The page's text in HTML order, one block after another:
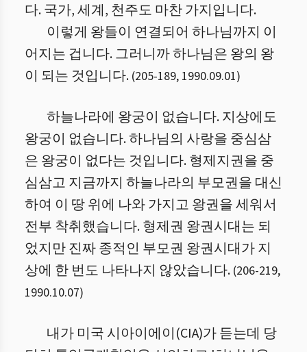
다. 국가, 세계, 천주도 마찬 가지입니다.
이렇게 왕들이 연결되어 하나님까지 이
어지는 겁니다. 그러니까 하나님은 왕의 왕
이 되는 것입니다. (205-189, 1990.09.01)
하늘나라에 왕궁이 없습니다. 지상에도
왕궁이 없습니다. 하나님의 사랑을 중심삼
은 왕궁이 없다는 것입니다. 형제지권을 중
심삼고 지금까지 하늘나라의 부모권을 대신
하여 이 땅 위에 나와 가지고 왕권을 세워서
전부 착취했습니다. 형제권 왕권시대는 되
었지만 진짜 종적인 부모권 왕권시대가 지
상에 한 번도 나타나지 않았습니다. (206-219,
1990.10.07)
내가 미국 시아이에이(CIA)가 듣는데 당